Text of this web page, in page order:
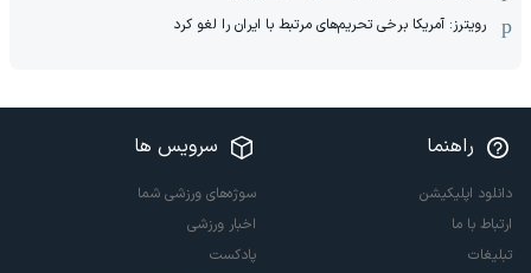
رویترز: آمریکا برخی تحریم‌های مرتبط با ایران را لغو کرد
راهنما
دانلود اپلیکیشن
ارتباط با ما
تبلیغات
سرویس ها
سوژه‌های ورزشی شما
اخبار ورزشی
پادکست